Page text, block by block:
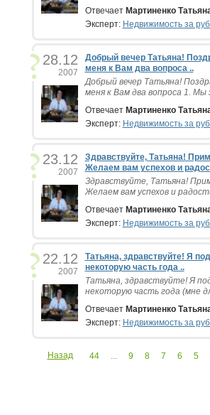
Отвечает Мартиненко
Эксперт: Недвижимость за
28.12
2007
Добрый вечер Татьяна!
меня к Вам два вопроса ..
Добрый вечер Татьяна!
меня к Вам два вопроса 1. Мы
Отвечает Мартиненко
Эксперт: Недвижимость за
23.12
2007
Здравствуйте, Татьяна!
Желаем вам успехов и
Здравствуйте, Татьяна!
Желаем вам успехов и
Отвечает Мартиненко
Эксперт: Недвижимость за
22.12
2007
Татьяна, здравствуйте! Я
некоторую часть года ..
Татьяна, здравствуйте! Я
некоторую часть года (мне
Отвечает Мартиненко
Эксперт: Недвижимость за
Назад 44 ... 9 8 7 6 5